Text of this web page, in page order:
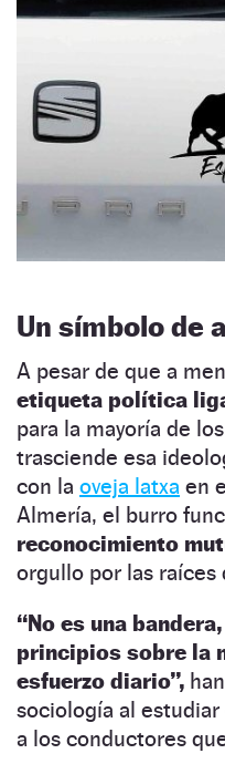
Un símbolo de
A pesar de que a
etiqueta política
para la mayoría de
trasciende esa
con la oveja latxa en
Almería, el burro
reconocimiento
orgullo por las raíces
“No es una
principios sobre la
esfuerzo diario”,
sociología al
a los conductores